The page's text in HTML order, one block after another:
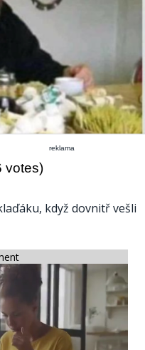
reklama
votes)
když dovnitř vešli